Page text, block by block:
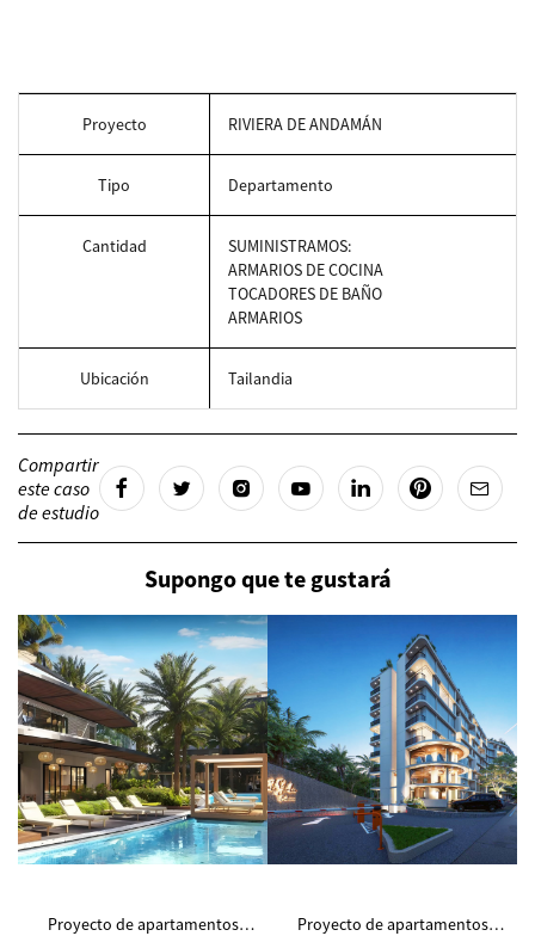
Proyecto RIVIERA DE ANDAMÁN
Tipo Departamento
Cantidad
SUMINISTRAMOS:
ARMARIOS DE COCINA
TOCADORES DE BAÑO
ARMARIOS
Ubicación Tailandia
Compartir
este caso
de estudio
Supongo que te gustará
Proyecto de apartamentos
Proyecto de apartamentos